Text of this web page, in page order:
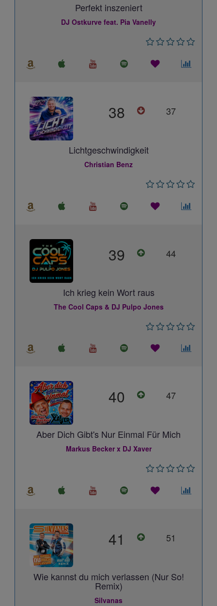
Perfekt inszeniert
DJ Ostkurve feat. Pia Vanelly
38 37
Lichtgeschwindigkeit
Christian Benz
39 44
Ich krieg kein Wort raus
The Cool Caps & DJ Pulpo Jones
40 47
Aber Dich Gibt's Nur Einmal Für Mich
Markus Becker x DJ Xaver
41 51
Wie kannst du mich verlassen (Nur So!
Remix)
Silvanas